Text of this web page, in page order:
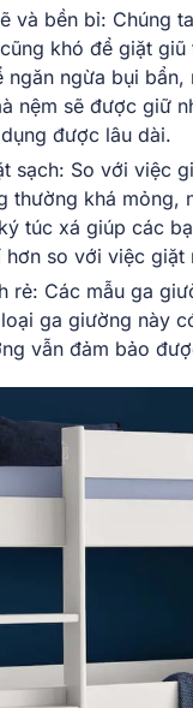
và bền bỉ: Chúng
khó để giặt
ngừa bụi
nệm sẽ được giữ
được lâu dài.
sạch: So với việc
thường khá
túc xá giúp các
so với việc giặt
rẻ: Các mẫu ga
ga giường này
vẫn đảm bảo